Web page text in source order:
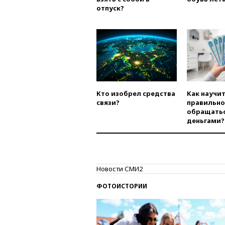
отпуск?
Кто изобрел средства
связи?
Как
правильно
деньгами?
Новости СМИ2
ФОТОИСТОРИИ